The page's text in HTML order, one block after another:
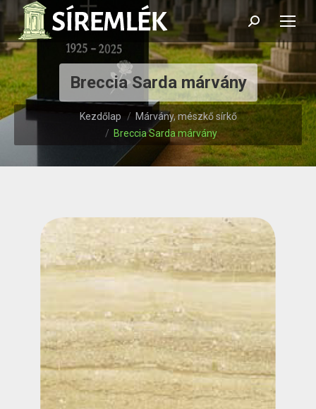
Search:
Breccia Sarda márvány
Itt vagy: Kezdőlap
Márvány, mészkő sírkő
Breccia Sarda márvány